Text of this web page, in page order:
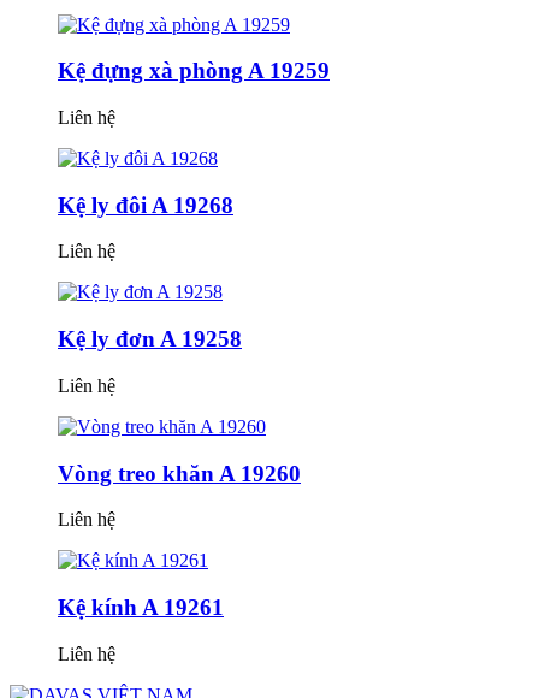
Kệ đựng xà phòng A 19259
Liên hệ
Kệ ly đôi A 19268
Liên hệ
Kệ ly đơn A 19258
Liên hệ
Vòng treo khăn A 19260
Liên hệ
Kệ kính A 19261
Liên hệ